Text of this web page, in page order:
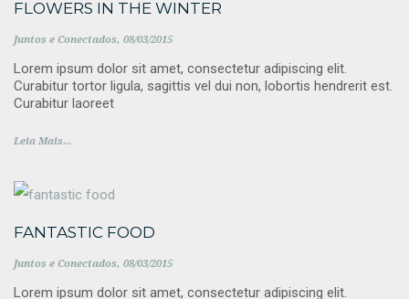
FLOWERS IN THE WINTER
Juntos e Conectados 08/03/2015
Lorem ipsum dolor sit amet, consectetur adipiscing elit.
Curabitur tortor ligula, sagittis vel dui non, lobortis hendrerit est.
Curabitur laoreet
Leia Mais...
FANTASTIC FOOD
Juntos e Conectados 08/03/2015
Lorem ipsum dolor sit amet, consectetur adipiscing elit.